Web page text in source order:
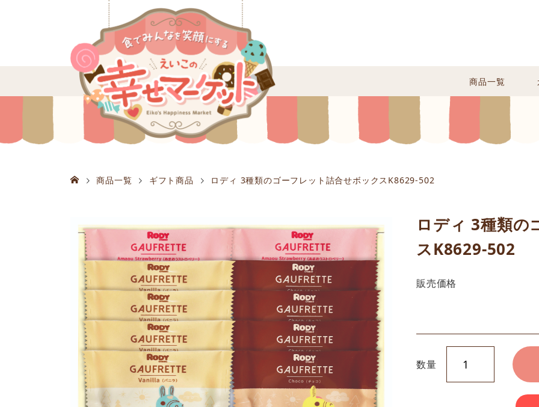
商品一覧
商品一覧 ギフト商品 ロディ 3種類のゴーフレット詰合せボックスK8629-502
ロディ 3種類の
スK8629-502
販売価格
数量